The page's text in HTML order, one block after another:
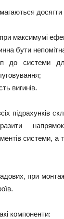
максимумі
бути непомітна
до системи
вигинів.
підрахунків
системи, а
при
компоненти: